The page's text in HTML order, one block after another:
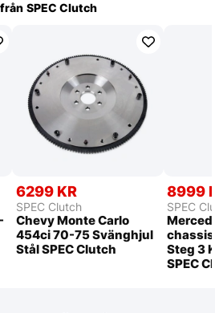
SPEC Clutch
6299 KR
SPEC Clutch
Chevy Monte Carlo
454ci 70-75 Svänghjul
Stål SPEC Clutch
8999
SPEC
Steg 3
SPEC